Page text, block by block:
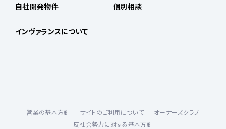
自社開発物件
インヴァランスについて
個別相談
営業の基本方針 サイトのご利用について
オーナーズクラブ
反社会勢力に対する基本方針